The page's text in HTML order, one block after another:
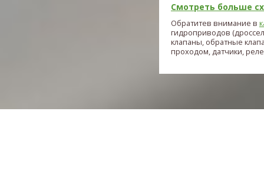
Смотреть больше
Обратитев внимание в
гидроприводов
клапаны, обратные
проходом, датчики, реле